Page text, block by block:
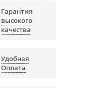
Гарантия
высокого
качества
Удобная
Оплата